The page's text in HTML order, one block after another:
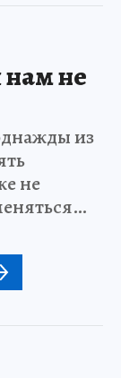
не
из
не